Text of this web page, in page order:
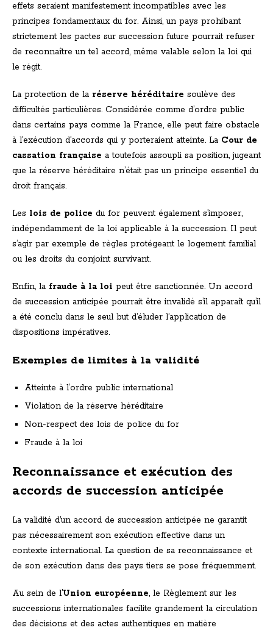
effets seraient manifestement incompatibles avec les
principes fondamentaux du for. Ainsi, un pays prohibant
strictement les pactes sur succession future pourrait refuser
de reconnaître un tel accord, même valable selon la loi qui
le régit.
La protection de la réserve héréditaire soulève des
difficultés particulières. Considérée comme d’ordre public
dans certains pays comme la France, elle peut faire obstacle
à l’exécution d’accords qui y porteraient atteinte. La Cour de
cassation française a toutefois assoupli sa position, jugeant
que la réserve héréditaire n’était pas un principe essentiel du
droit français.
Les lois de police du for peuvent également s’imposer,
indépendamment de la loi applicable à la succession. Il peut
s’agir par exemple de règles protégeant le logement familial
ou les droits du conjoint survivant.
Enfin, la fraude à la loi peut être sanctionnée. Un accord
de succession anticipée pourrait être invalidé s’il apparaît qu’il
a été conclu dans le seul but d’éluder l’application de
dispositions impératives.
Exemples de limites à la validité
Atteinte à l’ordre public international
Violation de la réserve héréditaire
Non-respect des lois de police du for
Fraude à la loi
Reconnaissance et exécution des
accords de succession anticipée
La validité d’un accord de succession anticipée ne garantit
pas nécessairement son exécution effective dans un
contexte international. La question de sa reconnaissance et
de son exécution dans des pays tiers se pose fréquemment.
Au sein de l’Union européenne, le Règlement sur les
successions internationales facilite grandement la circulation
des décisions et des actes authentiques en matière